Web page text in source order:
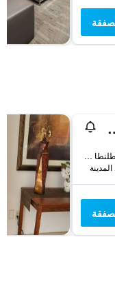
4265 Shirley Drive, أطلنطا (جورجيا), GA, الولايات المتحدة الأميريكية